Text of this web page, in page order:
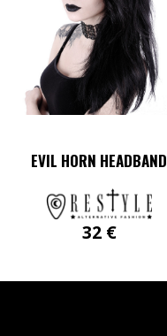
EVIL HORN HEADBAND
32 €